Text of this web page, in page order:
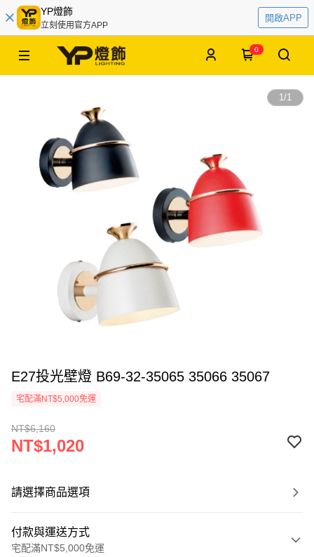
YP燈飾
立刻使用官方APP
開啟APP
0
1/1
E27投光壁燈 B69-32-35065 35066 35067
宅配滿NT$5,000免運
NT$6,160
NT$1,020
請選擇商品選項
付款與運送方式
宅配滿NT$5,000免運